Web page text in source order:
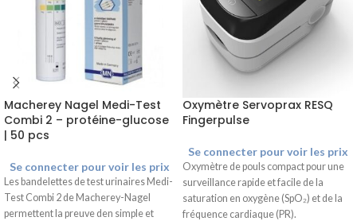
Macherey Nagel Medi-Test
Combi 2 – protéine-glucose
| 50 pcs
Se connecter pour voir les prix
Les bandelettes de test urinaires Medi-
Test Combi 2 de Macherey-Nagel
permettent la preuve den simple et
Oxymètre Servoprax RESQ
Fingerpulse
Se connecter pour voir les prix
Oxymètre de pouls compact pour une
surveillance rapide et facile de la
saturation en oxygène (SpO₂) et de la
fréquence cardiaque (PR).